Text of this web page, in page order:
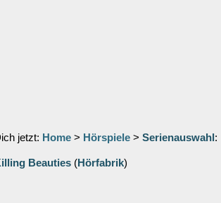
jetzt: Home > Hörspiele > Serienauswahl :
Beauties (Hörfabrik)